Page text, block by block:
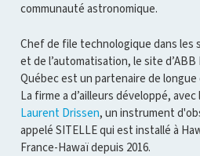
communauté astronomique.
Chef de file technologique dans les
et de l’automatisation, le site
Québec est un partenaire de longue
La firme a d’ailleurs développé,
Laurent Drissen, un instrument
appelé SITELLE qui est installé à
France-Hawaï depuis 2016.